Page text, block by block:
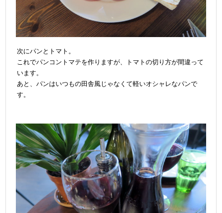
次にパンとトマト。
これでパンコントマテを作りますが、トマトの切り方が間違って
います。
あと、パンはいつもの田舎風じゃなくて軽いオシャレなパンで
す。